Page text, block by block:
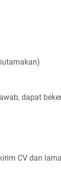
dapat
CV dan